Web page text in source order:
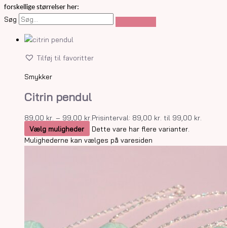
forskellige størrelser her:
Søg
Tilføj til favoritter
Smykker
Citrin pendul
89,00 kr. – 99,00 kr. Prisinterval: 89,00 kr. til 99,00 kr.
Vælg muligheder
Dette vare har flere varianter.
Mulighederne kan vælges på varesiden